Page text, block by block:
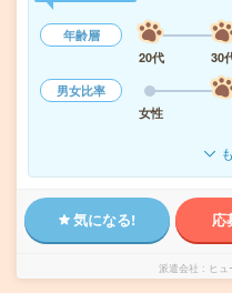
年齢層
20代
30
男女比率
女性
気になる! 応
派遣会社 ヒ